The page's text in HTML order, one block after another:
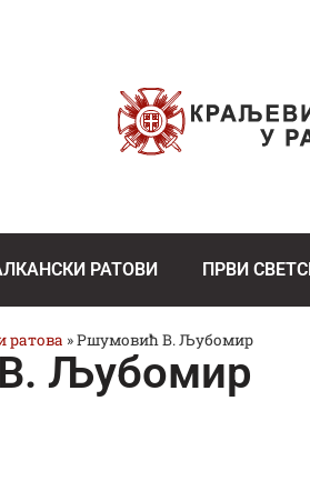
РАТОВИ ПРВИ
ратова »Ршумовић В. Љубомир
Љубомир